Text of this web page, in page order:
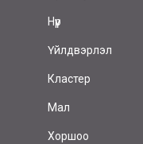
Нүүр
Үйлдвэрлэл
Кластер
Мал
Хоршоо